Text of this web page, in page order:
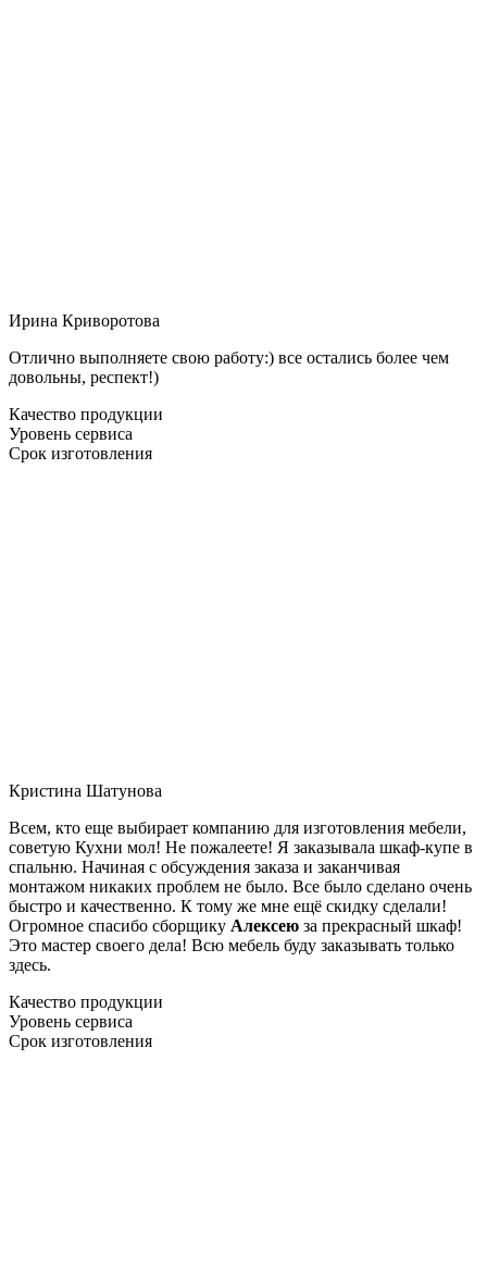
Ирина Криворотова
Отлично выполняете свою работу:) все остались более чем
довольны, респект!)
Качество продукции
Уровень сервиса
Срок изготовления
Кристина Шатунова
Всем, кто еще выбирает компанию для изготовления мебели,
советую Кухни мол! Не пожалеете! Я заказывала шкаф-купе в
спальню. Начиная с обсуждения заказа и заканчивая
монтажом никаких проблем не было. Все было сделано очень
быстро и качественно. К тому же мне ещё скидку сделали!
Огромное спасибо сборщику Алексею за прекрасный шкаф!
Это мастер своего дела! Всю мебель буду заказывать только
здесь.
Качество продукции
Уровень сервиса
Срок изготовления